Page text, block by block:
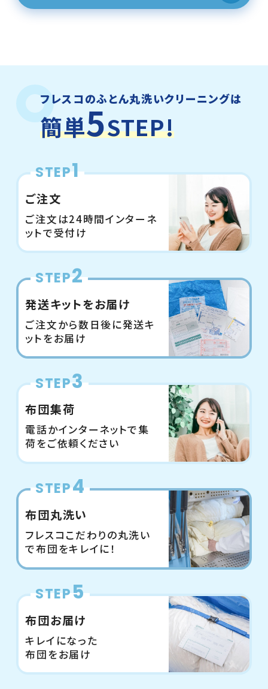
フレスコのふとん丸洗いクリーニングは
簡単5STEP!
STEP1
ご注文
ご注文は24時間インターネ
ットで受付け
STEP2
発送キットをお届け
ご注文から数日後に発送キ
ットをお届け
STEP3
布団集荷
電話かインターネットで集
荷をご依頼ください
STEP4
布団丸洗い
フレスコこだわりの丸洗い
で布団をキレイに！
STEP5
布団お届け
キレイになった
布団をお届け